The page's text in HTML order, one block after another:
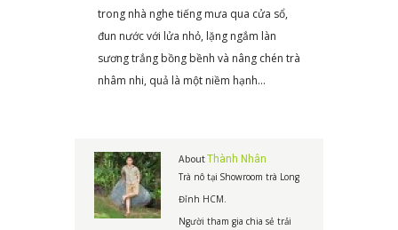
trong nhà nghe tiếng mưa qua cửa sổ,
đun nước với lửa nhỏ, lặng ngắm làn
sương trắng bồng bềnh và nâng chén trà
nhâm nhi, quả là một niềm hạnh…
AboutThành Nhân
Trà nô tại Showroom trà Long
Đỉnh HCM.
Người tham gia chia sẻ trải